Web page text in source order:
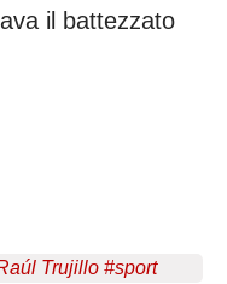
il battezzato
Trujillo #sport